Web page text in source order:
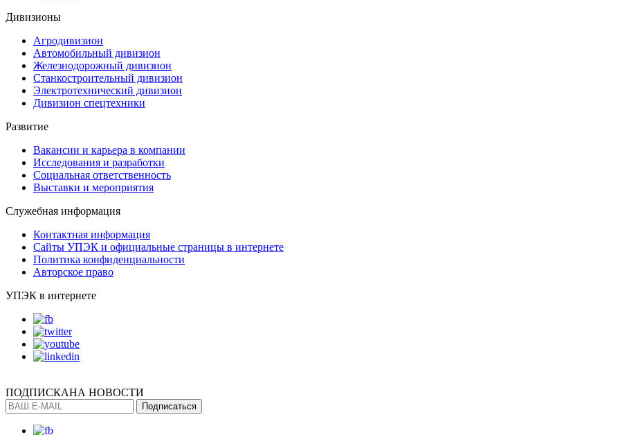
Дивизионы
Агродивизион
Автомобильный дивизион
Железнодорожный дивизион
Станкостроительный дивизион
Электротехнический дивизион
Дивизион спецтехники
Развитие
Вакансии и карьера в компании
Исследования и разработки
Социальная ответственность
Выставки и мероприятия
Служебная информация
Контактная информация
Сайты УПЭК и официальные страницы в интернете
Политика конфиденциальности
Авторское право
УПЭК в интернете
ПОДПИСКАНА НОВОСТИ
Подписаться